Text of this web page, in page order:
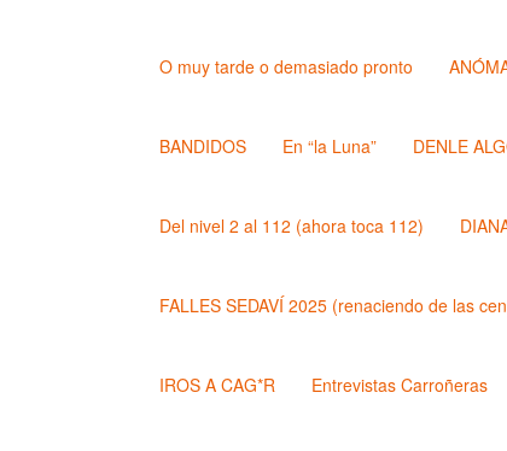
O muy tarde o demasiado pronto
BANDIDOS En “la Luna” DENLE
Del nivel 2 al 112 (ahora toca 112)
FALLES SEDAVÍ 2025 (renaciendo de las
IROS A CAG*R Entrevistas Carroñeras